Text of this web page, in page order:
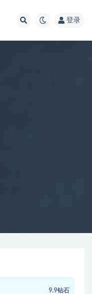
登录
9.9钻石